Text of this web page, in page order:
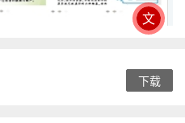
下载
文